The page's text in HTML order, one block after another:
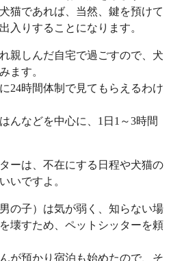
猫であれば、当然、鍵を預けて
入りすることになります。
親しんだ自宅で過ごすので、犬
ます。
24時間体制で見てもらえるわけ
んなどを中心に、1日1～3時間
ーは、不在にする日程や犬猫の
いですよ。
の子）は気が弱く、知らない場
壊すため、ペットシッターを頼
が預かり宿泊も始めたので、そ